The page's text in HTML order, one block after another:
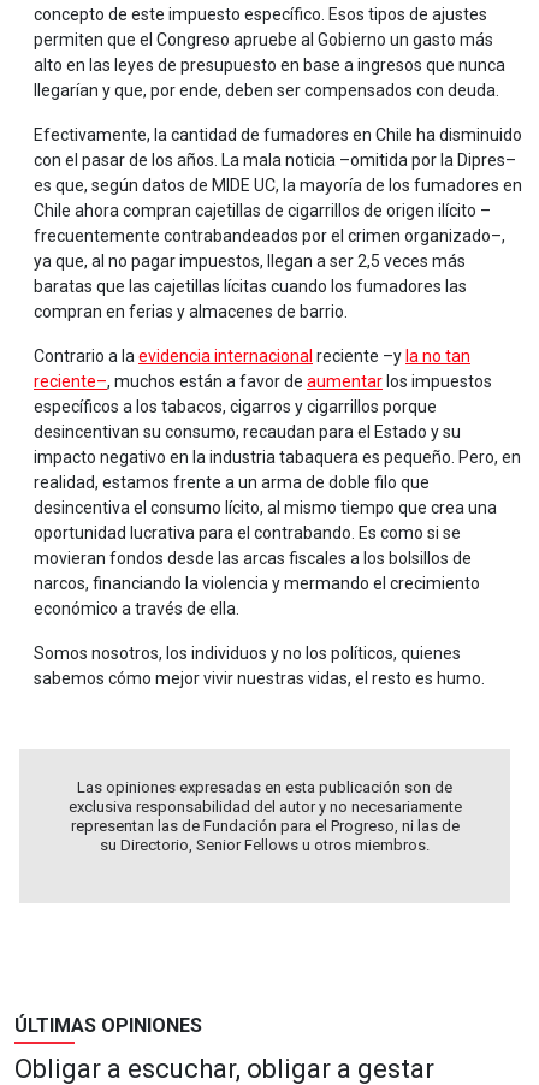
concepto de este impuesto específico. Esos tipos de ajustes
permiten que el Congreso apruebe al Gobierno un gasto más
alto en las leyes de presupuesto en base a ingresos que nunca
llegarían y que, por ende, deben ser compensados con deuda.
Efectivamente, la cantidad de fumadores en Chile ha disminuido
con el pasar de los años. La mala noticia –omitida por la Dipres–
es que, según datos de MIDE UC, la mayoría de los fumadores en
Chile ahora compran cajetillas de cigarrillos de origen ilícito –
frecuentemente contrabandeados por el crimen organizado–,
ya que, al no pagar impuestos, llegan a ser 2,5 veces más
baratas que las cajetillas lícitas cuando los fumadores las
compran en ferias y almacenes de barrio.
Contrario a la evidencia internacional reciente –y la no tan
reciente–, muchos están a favor de aumentar los impuestos
específicos a los tabacos, cigarros y cigarrillos porque
desincentivan su consumo, recaudan para el Estado y su
impacto negativo en la industria tabaquera es pequeño. Pero, en
realidad, estamos frente a un arma de doble filo que
desincentiva el consumo lícito, al mismo tiempo que crea una
oportunidad lucrativa para el contrabando. Es como si se
movieran fondos desde las arcas fiscales a los bolsillos de
narcos, financiando la violencia y mermando el crecimiento
económico a través de ella.
Somos nosotros, los individuos y no los políticos, quienes
sabemos cómo mejor vivir nuestras vidas, el resto es humo.
Las opiniones expresadas en esta publicación son de
exclusiva responsabilidad del autor y no necesariamente
representan las de Fundación para el Progreso, ni las de
su Directorio, Senior Fellows u otros miembros.
ÚLTIMAS OPINIONES
Obligar a escuchar, obligar a gestar